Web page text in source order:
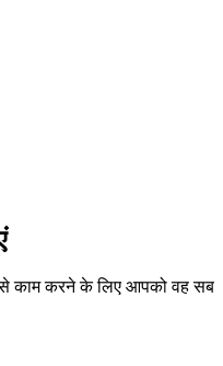
काम करने के लिए आपको वह सब